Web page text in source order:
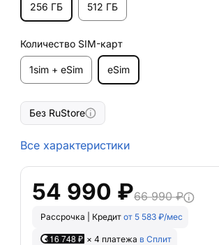
256 ГБ 512 ГБ
Количество SIM-карт
1sim + eSim eSim
Без RuStore
Все характеристики
54 990 ₽66 990 ₽
Рассрочка | Кредит от 5 583 ₽/мес
16 748 ₽ × 4 платежа в Сплит